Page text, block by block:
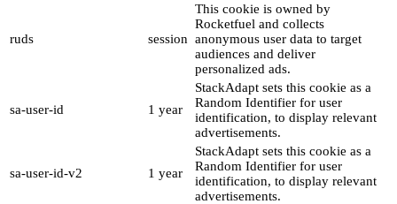
ruds session
This cookie is owned by
Rocketfuel and collects
anonymous user data to target
audiences and deliver
personalized ads.
sa-user-id 1 year
StackAdapt sets this cookie as a
Random Identifier for user
identification, to display relevant
advertisements.
sa-user-id-v2 1 year
StackAdapt sets this cookie as a
Random Identifier for user
identification, to display relevant
advertisements.